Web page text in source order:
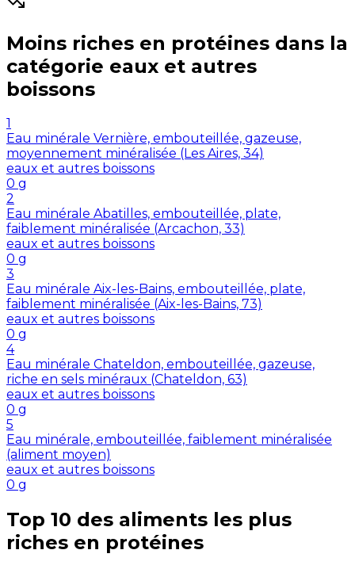
Moins riches en protéines dans la
catégorie eaux et autres
boissons
1
Eau minérale Vernière, embouteillée, gazeuse,
moyennement minéralisée (Les Aires, 34)
eaux et autres boissons
0 g
2
Eau minérale Abatilles, embouteillée, plate,
faiblement minéralisée (Arcachon, 33)
eaux et autres boissons
0 g
3
Eau minérale Aix-les-Bains, embouteillée, plate,
faiblement minéralisée (Aix-les-Bains, 73)
eaux et autres boissons
0 g
4
Eau minérale Chateldon, embouteillée, gazeuse,
riche en sels minéraux (Chateldon, 63)
eaux et autres boissons
0 g
5
Eau minérale, embouteillée, faiblement minéralisée
(aliment moyen)
eaux et autres boissons
0 g
Top 10 des aliments les plus
riches en protéines